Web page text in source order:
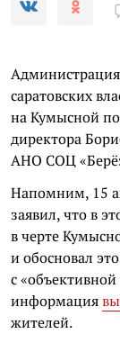
саратовских
на Кумысной
директора
АНО СОЦ
Напомним, 15
заявил, что в
в черте
и обосновал
с
информация
жителей.